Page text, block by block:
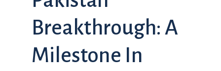
Breakthrough: A
Milestone In